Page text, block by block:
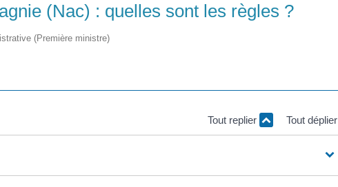
(Nac) : quelles sont les règles ?
(Première ministre)
Tout replier Tout déplier